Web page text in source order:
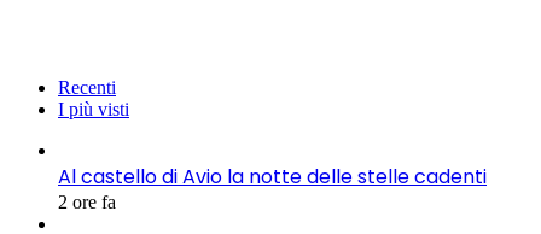
Recenti
I più visti
Al castello di Avio la notte delle stelle cadenti
2 ore fa